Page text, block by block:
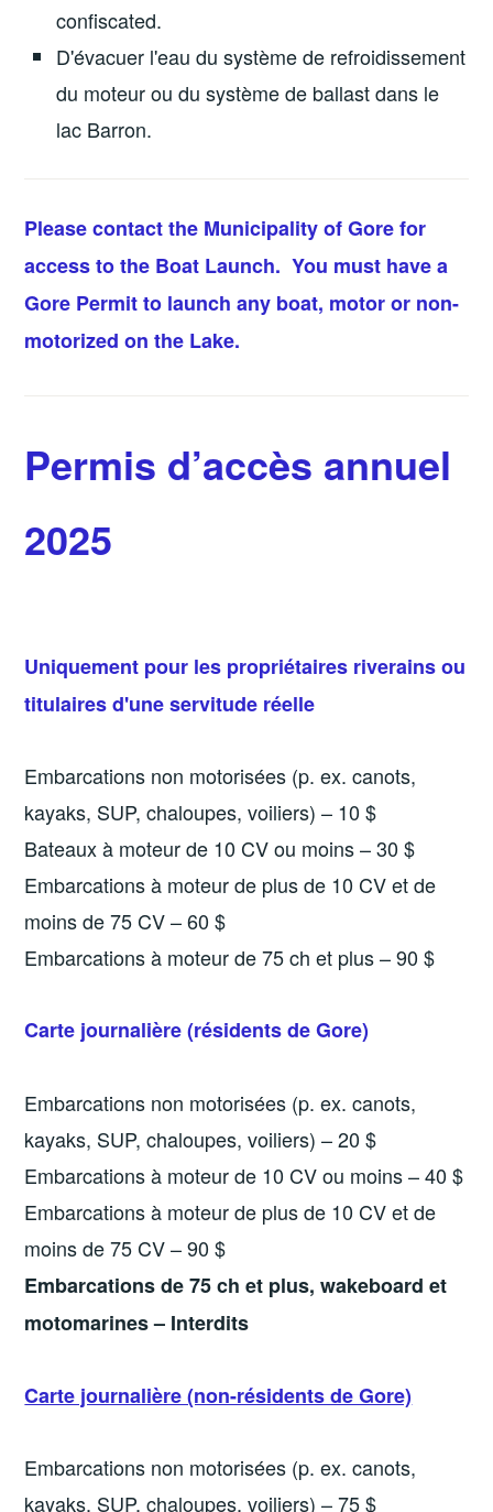
confiscated.
D'évacuer l'eau du système de refroidissement
du moteur ou du système de ballast dans le
lac Barron.
Please contact the Municipality of Gore for
access to the Boat Launch. You must have a
Gore Permit to launch any boat, motor or non-
motorized on the Lake.
Permis d’accès annuel
2025
Uniquement pour les propriétaires riverains ou
titulaires d'une servitude réelle
Embarcations non motorisées (p. ex. canots,
kayaks, SUP, chaloupes, voiliers) – 10 $
Bateaux à moteur de 10 CV ou moins – 30 $
Embarcations à moteur de plus de 10 CV et de
moins de 75 CV – 60 $
Embarcations à moteur de 75 ch et plus – 90 $
Carte journalière (résidents de Gore)
Embarcations non motorisées (p. ex. canots,
kayaks, SUP, chaloupes, voiliers) – 20 $
Embarcations à moteur de 10 CV ou moins – 40 $
Embarcations à moteur de plus de 10 CV et de
moins de 75 CV – 90 $
Embarcations de 75 ch et plus, wakeboard et
motomarines – Interdits
Carte journalière (non-résidents de Gore)
Embarcations non motorisées (p. ex. canots,
kayaks, SUP, chaloupes, voiliers) – 75 $